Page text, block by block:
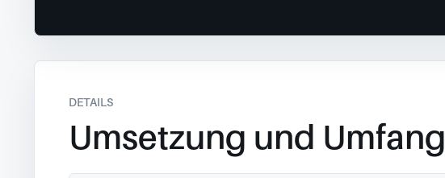
DETAILS
Umsetzung und Umfang